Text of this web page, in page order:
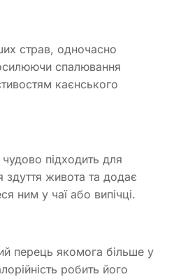
страв, одночасно
спалювання
каєнського
підходить для
живота та додає
ним у чаї або випічці.
перець якомога більше у
робить його